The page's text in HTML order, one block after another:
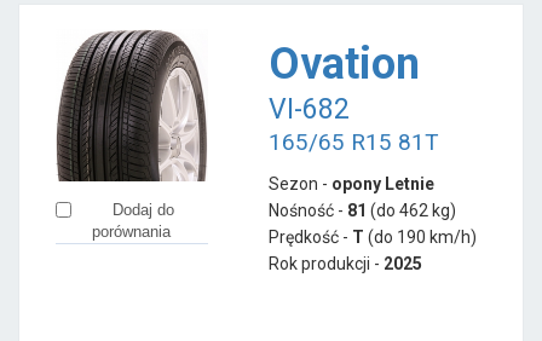
Dodaj do
porównania
Ovation
VI-682
165/65 R15 81T
Sezon - opony Letnie
Nośność - 81 (do 462 kg)
Prędkość - T (do 190 km/h)
Rok produkcji - 2025